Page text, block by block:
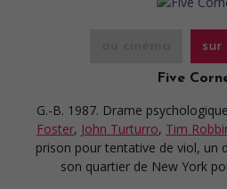
sur
Five
G.-B. 1987. Drame psychologique
Foster, John Turturro, Tim
prison pour tentative de viol, un
son quartier de New York